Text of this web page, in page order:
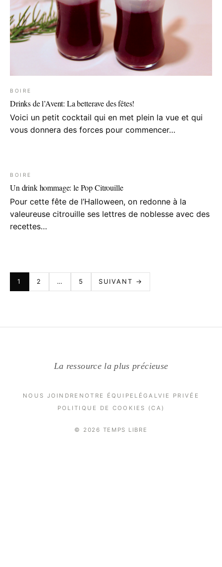
BOIRE
Drinks de l’Avent: La betterave des fêtes!
Voici un petit cocktail qui en met plein la vue et qui
vous donnera des forces pour commencer…
BOIRE
Un drink hommage: le Pop Citrouille
Pour cette fête de l’Halloween, on redonne à la
valeureuse citrouille ses lettres de noblesse avec des
recettes…
PAGINATION
DES
1 2 … 5 SUIVANT →
La ressource la plus précieuse
NOUS JOINDRE NOTRE ÉQUIPE LÉGALVIE PRIVÉE
POLITIQUE DE COOKIES (CA)
© 2026 TEMPS LIBRE